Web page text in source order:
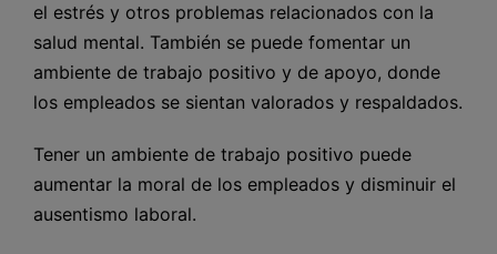
el estrés y otros problemas relacionados con la
salud mental. También se puede fomentar un
ambiente de trabajo positivo y de apoyo, donde
los empleados se sientan valorados y respaldados.
Tener un ambiente de trabajo positivo puede
aumentar la moral de los empleados y disminuir el
ausentismo laboral.